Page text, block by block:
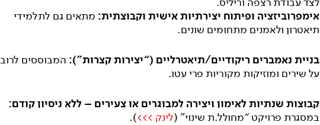
אימפרוביזציה ופיתוח יצירתיות אישית וקבוצתית: מתאים גם לתלמידי
תיאטרון ולאמנים מתחומים שונים.
בניית נאמברים ריקודיים/תיאטרליים (“יצירות קצרות”): המבוססים לרוב
על שירים ומוזיקות מקוריות פרי עטו.
קבוצות שנתיות לאימון ויצירה למבוגרים או צעירים – ללא ניסיון קודם:
במסגרת פרויקט “מחולל.ת שינוי” (לינק >>>).